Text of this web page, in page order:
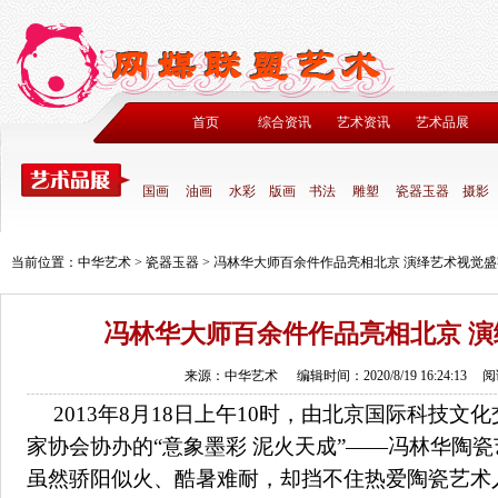
首页 综合资讯 艺术资讯 艺术品展
国画 油画 水彩 版画 书法 雕塑 瓷器玉器 摄影
当前位置： 中华艺术 > 瓷器玉器 > 冯林华大师百余件作品亮相北京 演绎艺术视觉
冯林华大师百余件作品亮相北京
来源：中华艺术 编辑时间：2020/8/19 16:24:13
2013年8月18日上午10时，由北京国际科技文
家协会协办的“意象墨彩 泥火天成”——冯林华陶
虽然骄阳似火、酷暑难耐，却挡不住热爱陶瓷艺